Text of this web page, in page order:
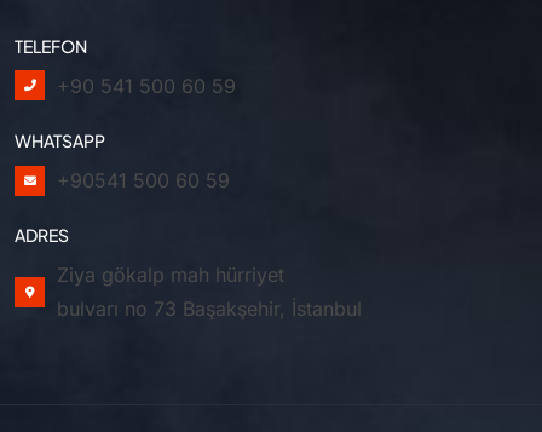
TELEFON
+90 541 500 60 59
WHATSAPP
+90541 500 60 59
ADRES
Ziya gökalp mah hürriyet
bulvarı no 73 Başakşehir, İstanbul